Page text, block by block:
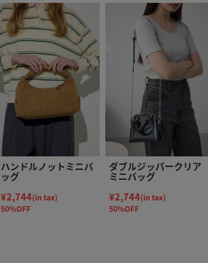
ハンドルノットミニバ
ッグ
¥2,744(in tax)
50%OFF
ダブルジッパークリア
ミニバッグ
¥2,744(in tax)
50%OFF